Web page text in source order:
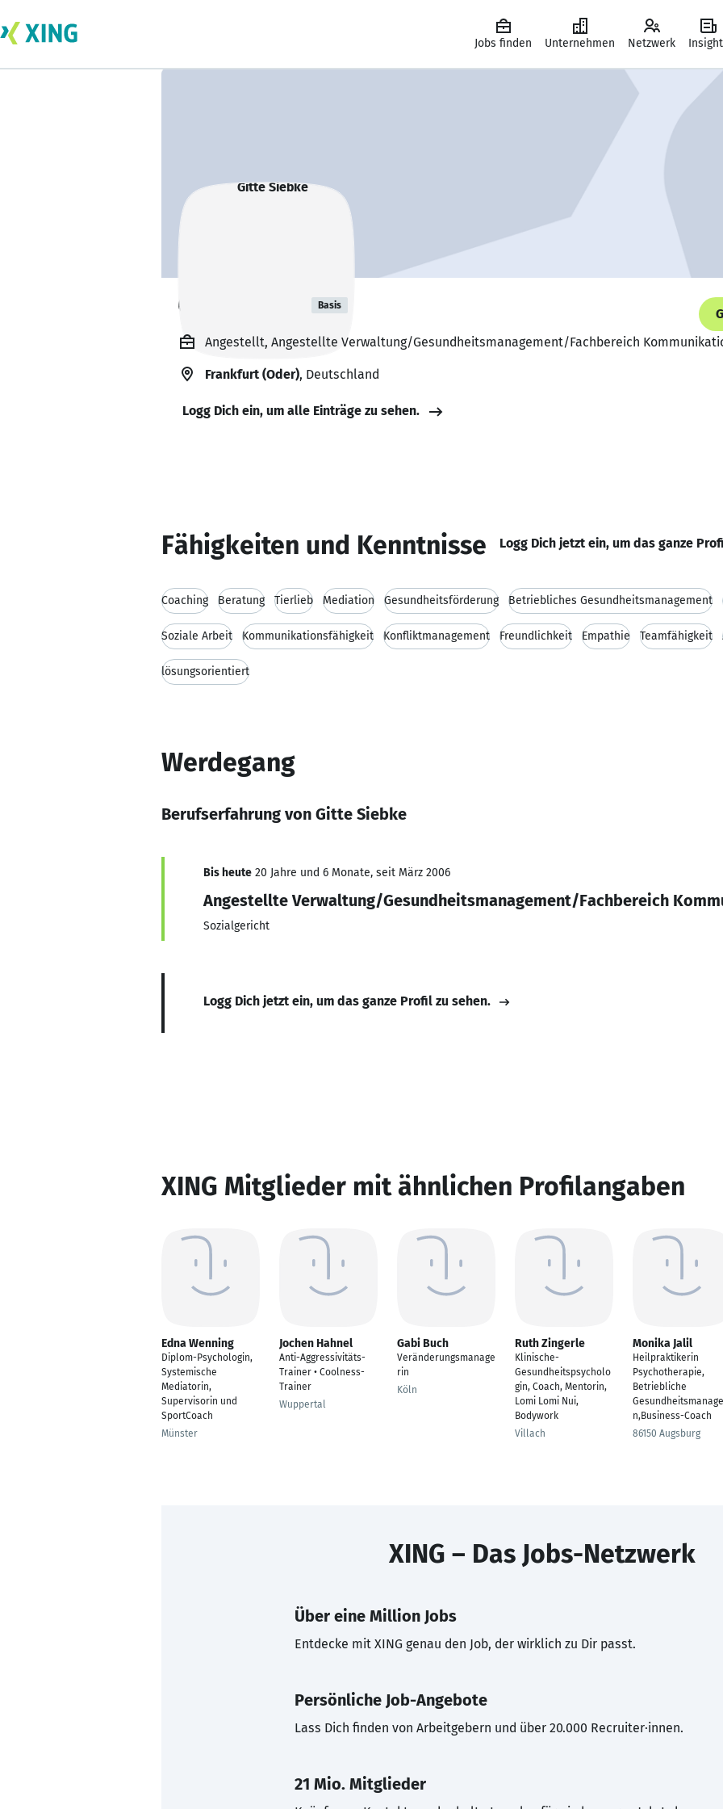
Jobs finden Unternehmen Netzwerk
Gitte Siebke Basis
Angestellt, Angestellte Verwaltung/Gesundheitsmanagement/Fachbereich
Frankfurt (Oder), Deutschland
Logg Dich ein, um alle Einträge zu sehen.
Fähigkeiten und Kenntnisse Logg Dich jetzt ein, um das ganze
Coaching Beratung Tierlieb Mediation Gesundheitsförderung Betriebliches Gesundheitsmanagement
Soziale Arbeit Kommunikationsfähigkeit Konfliktmanagement Freundlichkeit Empathie Teamfähigkeit
lösungsorientiert
Werdegang
Berufserfahrung von Gitte Siebke
Bis heute 20 Jahre und 6 Monate, seit März 2006
Angestellte Verwaltung/Gesundheitsmanagement/Fachbereich
Sozialgericht
Logg Dich jetzt ein, um das ganze Profil zu sehen.
XING Mitglieder mit ähnlichen Profilangaben
Edna Wenning
Diplom-Psychologin,
Systemische
Mediatorin,
Supervisorin und
SportCoach
Münster
Jochen Hahnel
Anti-Aggressivitäts-
Trainer • Coolness-
Trainer
Wuppertal
Gabi Buch
Veränderungsmanage
rin
Köln
Ruth Zingerle
Klinische-
Gesundheitspsycholo
gin, Coach, Mentorin,
Lomi Lomi Nui,
Bodywork
Villach
Monika Jalil
Heilpraktikerin
Psychotherapie,
Betriebliche
n,Business-Coach
86150 Augsburg
XING – Das Jobs-Netzwerk
Über eine Million Jobs
Entdecke mit XING genau den Job, der wirklich zu Dir passt.
Persönliche Job-Angebote
Lass Dich finden von Arbeitgebern und über 20.000 Recruiter·innen.
21 Mio. Mitglieder